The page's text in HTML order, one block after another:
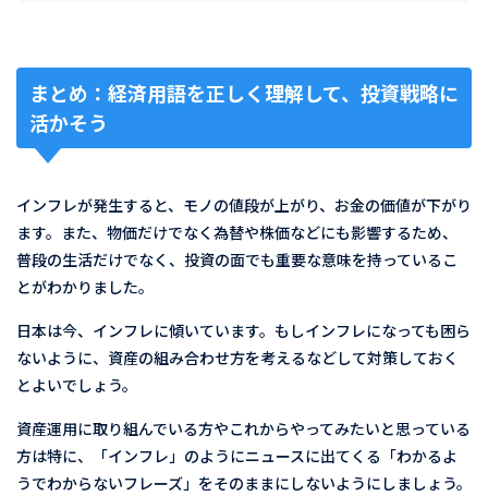
まとめ：経済用語を正しく理解して、投資戦略に
活かそう
インフレが発生すると、モノの値段が上がり、お金の価値が下がり
ます。また、物価だけでなく為替や株価などにも影響するため、
普段の生活だけでなく、投資の面でも重要な意味を持っているこ
とがわかりました。
日本は今、インフレに傾いています。もしインフレになっても困ら
ないように、資産の組み合わせ方を考えるなどして対策しておく
とよいでしょう。
資産運用に取り組んでいる方やこれからやってみたいと思っている
方は特に、「インフレ」のようにニュースに出てくる「わかるよ
うでわからないフレーズ」をそのままにしないようにしましょう。